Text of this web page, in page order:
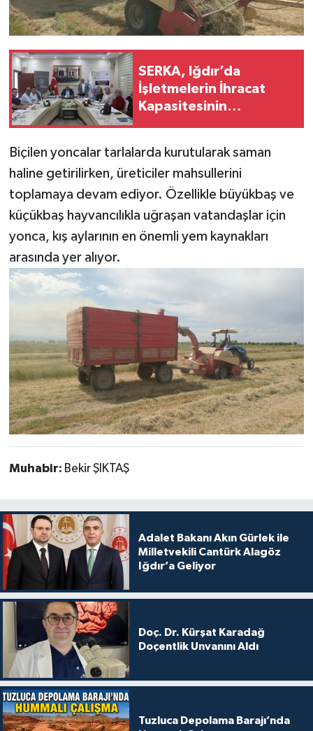
SERKA, Iğdır’da
İşletmelerin İhracat
Kapasitesinin
Biçilen yoncalar tarlalarda kurutularak saman
haline getirilirken, üreticiler mahsullerini
toplamaya devam ediyor. Özellikle büyükbaş ve
küçükbaş hayvancılıkla uğraşan vatandaşlar için
yonca, kış aylarının en önemli yem kaynakları
arasında yer alıyor.
Muhabir: Bekir ŞIKTAŞ
Adalet Bakanı Akın Gürlek ile
Milletvekili Cantürk Alagöz
Iğdır’a Geliyor
Doç. Dr. Kürşat Karadağ
Doçentlik Unvanını Aldı
Tuzluca Depolama Barajı’nda